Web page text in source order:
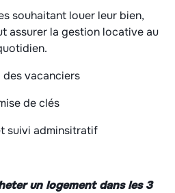
souhaitant louer leur bien,
assurer la gestion locative au
des vacanciers
de clés
suivi adminsitratif
un logement dans les 3